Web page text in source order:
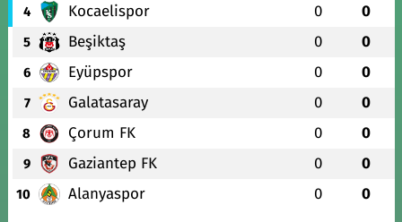
4 Kocaelispor 0 0
5 Beşiktaş 0 0
6 Eyüpspor 0 0
7 Galatasaray 0 0
8 Çorum FK 0 0
9 Gaziantep FK 0 0
10 Alanyaspor 0 0